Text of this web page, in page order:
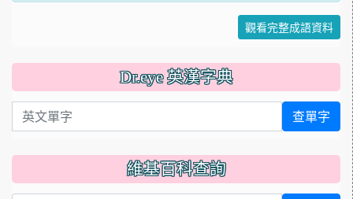
觀看完整成語資料
Dr.eye 英漢字典
英文單字 查單字
維基百科查詢